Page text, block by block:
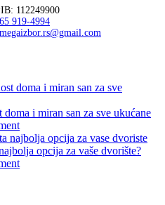
112249900
919-4994
i miran san za sve ukućane
opcija za vaše dvorište?